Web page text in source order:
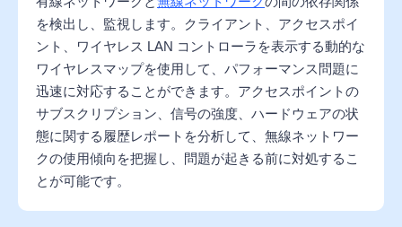
を検出し、監視します。クライアント、アクセスポイ
ント、ワイヤレス LAN コントローラを表示する動的な
ワイヤレスマップを使用して、パフォーマンス問題に
迅速に対応することができます。アクセスポイントの
サブスクリプション、信号の強度、ハードウェアの状
態に関する履歴レポートを分析して、無線ネットワー
クの使用傾向を把握し、問題が起きる前に対処するこ
とが可能です。